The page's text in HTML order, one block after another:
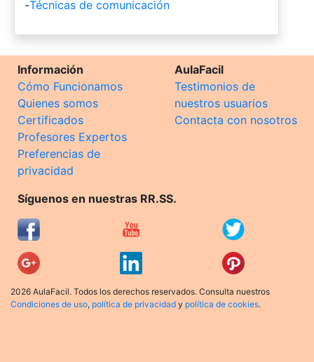
-Técnicas de comunicación
Información
Cómo Funcionamos
Quienes somos
Certificados
Profesores Expertos
Preferencias de
privacidad
AulaFacil
Testimonios de
nuestros usuarios
Contacta con nosotros
Síguenos en nuestras RR.SS.
2026 AulaFacil. Todos los derechos reservados. Consulta nuestros
Condiciones de uso, política de privacidad y política de cookies.